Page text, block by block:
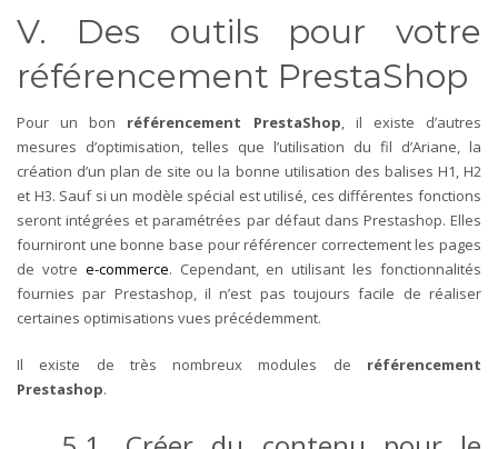
V. Des outils pour votre
référencement PrestaShop
Pour un bon référencement PrestaShop, il existe d’autres
mesures d’optimisation, telles que l’utilisation du fil d’Ariane, la
création d’un plan de site ou la bonne utilisation des balises H1, H2
et H3. Sauf si un modèle spécial est utilisé, ces différentes fonctions
seront intégrées et paramétrées par défaut dans Prestashop. Elles
fourniront une bonne base pour référencer correctement les pages
de votre e-commerce. Cependant, en utilisant les fonctionnalités
fournies par Prestashop, il n’est pas toujours facile de réaliser
certaines optimisations vues précédemment.
Il existe de très nombreux modules de référencement
Prestashop.